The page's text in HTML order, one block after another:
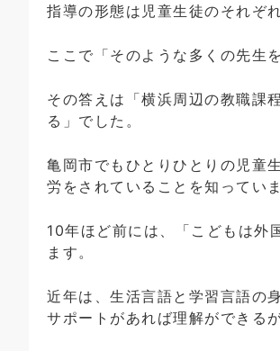
指導の形態は児童生徒のそれぞ
ここで「そのような多くの先生
その答えは「横浜周辺の教職課
る」でした。
亀岡市でもひとりひとりの児童
労をされていることを知っていま
10年ほど前には、「こどもは外
ます。
近年は、生活言語と学習言語の
サポートがあれば理解ができる